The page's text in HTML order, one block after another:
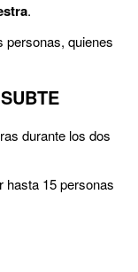
.
personas, quienes
durante los dos
hasta 15 personas